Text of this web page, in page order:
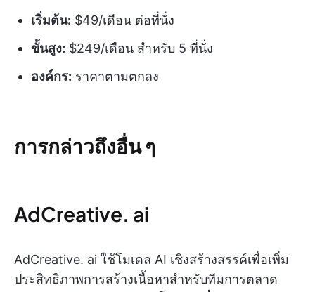
เริ่มต้น: $49/เดือน ต่อที่นั่ง
ขั้นสูง: $249/เดือน สำหรับ 5 ที่นั่ง
องค์กร: ราคาตามตกลง
การกล่าวถึงอื่น ๆ
AdCreative. ai
AdCreative. ai ใช้โมเดล AI เชิงสร้างสรรค์เพื่อเพิ่ม
ประสิทธิภาพการสร้างเนื้อหาสำหรับทีมการตลาด